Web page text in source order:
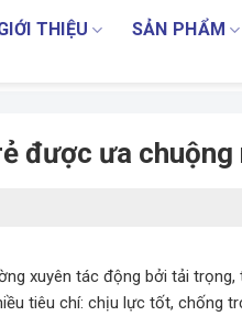
THIỆU SẢN PHẨM
được ưa chuộng
xuyên tác động bởi tải trọng,
tiêu chí: chịu lực tốt, chống